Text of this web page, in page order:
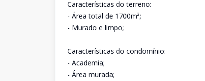
Características do terreno:
- Área total de 1700m²;
- Murado e limpo;
Características do condomínio:
- Academia;
- Área murada;